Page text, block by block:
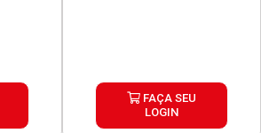
FAÇA SEU
LOGIN